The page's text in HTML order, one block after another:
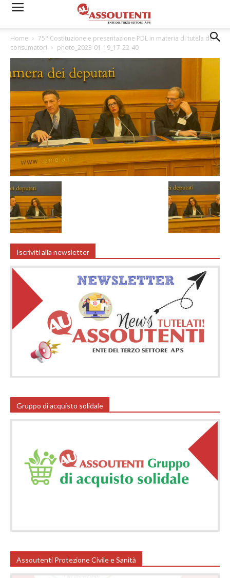
Home
75° Costituzione e presentazione PDL in materia di tutela dei
consumatori
photo_2023-01-19_17-22-40
Iscriviti alla newsletter
Gruppo di acquisto solidale
Assoutenti Protezione Civile e Sanità